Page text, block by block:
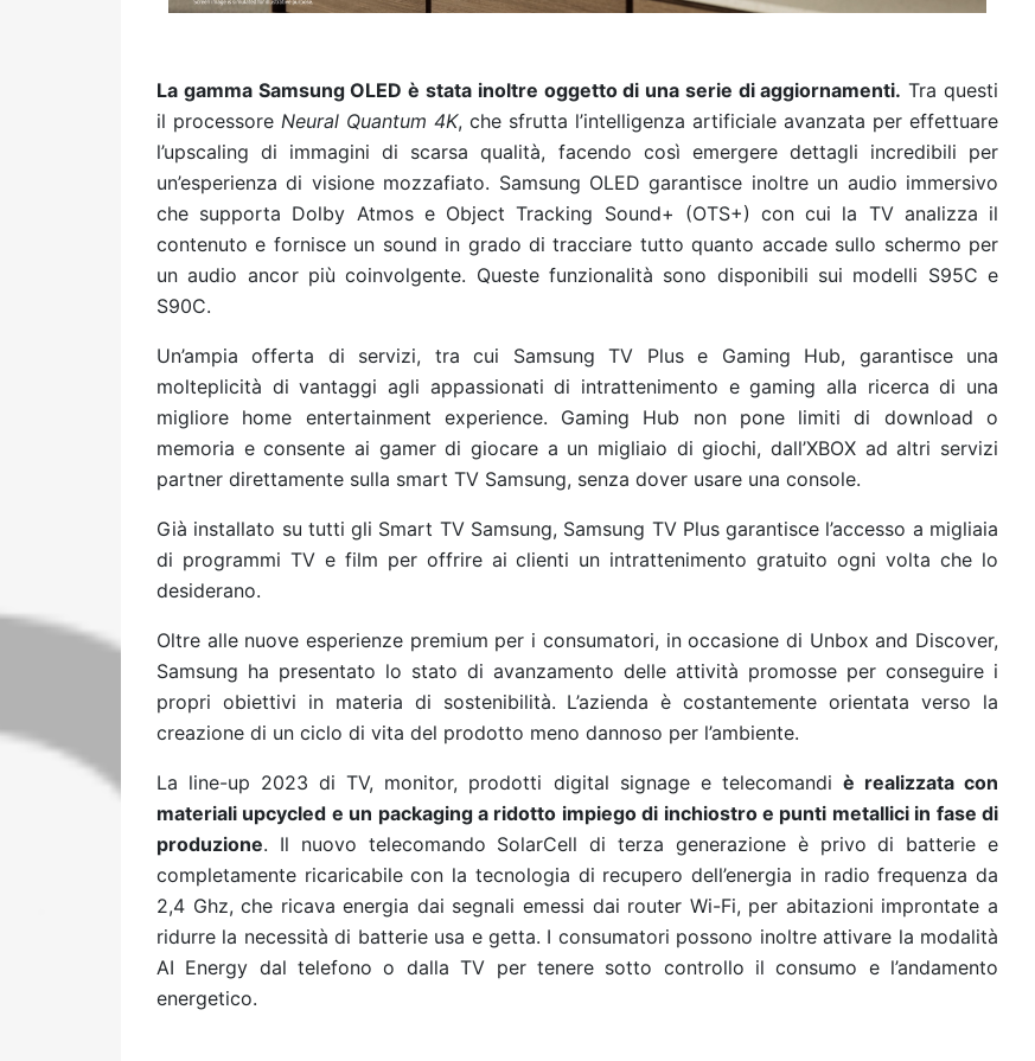
La gamma Samsung OLED è stata inoltre oggetto di una serie di aggiornamenti. Tra questi
il processore Neural Quantum 4K, che sfrutta l’intelligenza artificiale avanzata per effettuare
l’upscaling di immagini di scarsa qualità, facendo così emergere dettagli incredibili per
un’esperienza di visione mozzafiato. Samsung OLED garantisce inoltre un audio immersivo
che supporta Dolby Atmos e Object Tracking Sound+ (OTS+) con cui la TV analizza il
contenuto e fornisce un sound in grado di tracciare tutto quanto accade sullo schermo per
un audio ancor più coinvolgente. Queste funzionalità sono disponibili sui modelli S95C e
S90C.
Un’ampia offerta di servizi, tra cui Samsung TV Plus e Gaming Hub, garantisce una
molteplicità di vantaggi agli appassionati di intrattenimento e gaming alla ricerca di una
migliore home entertainment experience. Gaming Hub non pone limiti di download o
memoria e consente ai gamer di giocare a un migliaio di giochi, dall’XBOX ad altri servizi
partner direttamente sulla smart TV Samsung, senza dover usare una console.
Già installato su tutti gli Smart TV Samsung, Samsung TV Plus garantisce l’accesso a migliaia
di programmi TV e film per offrire ai clienti un intrattenimento gratuito ogni volta che lo
desiderano.
Oltre alle nuove esperienze premium per i consumatori, in occasione di Unbox and Discover,
Samsung ha presentato lo stato di avanzamento delle attività promosse per conseguire i
propri obiettivi in materia di sostenibilità. L’azienda è costantemente orientata verso la
creazione di un ciclo di vita del prodotto meno dannoso per l’ambiente.
La line-up 2023 di TV, monitor, prodotti digital signage e telecomandi è realizzata con
materiali upcycled e un packaging a ridotto impiego di inchiostro e punti metallici in fase di
produzione. Il nuovo telecomando SolarCell di terza generazione è privo di batterie e
completamente ricaricabile con la tecnologia di recupero dell’energia in radio frequenza da
2,4 Ghz, che ricava energia dai segnali emessi dai router Wi-Fi, per abitazioni improntate a
ridurre la necessità di batterie usa e getta. I consumatori possono inoltre attivare la modalità
AI Energy dal telefono o dalla TV per tenere sotto controllo il consumo e l’andamento
energetico.